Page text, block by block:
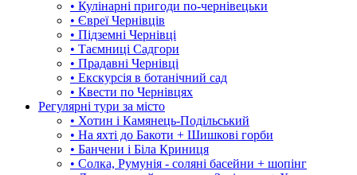
• Кулінарні пригоди по-чернівецьки
• Євреї Чернівців
• Підземні Чернівці
• Таємниці Садгори
• Прадавні Чернівці
• Екскурсія в ботанічний сад
• Квести по Чернівцях
Регулярні тури за місто
• Хотин і Камянець-Подільський
• На яхті до Бакоти + Шишкові горби
• Банчени і Біла Криниця
• Солка, Румунія - соляні басейни + шопінг